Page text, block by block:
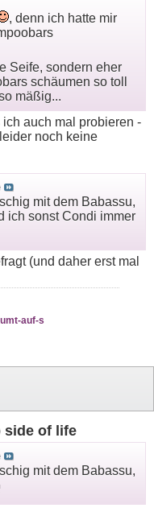
, denn ich hatte mir
Seife, sondern eher
schäumen so toll
mäßig...
auch mal probieren -
noch keine
mit dem Babassu,
ich sonst Condi immer
(und daher erst mal
auf-s
side of life
mit dem Babassu,